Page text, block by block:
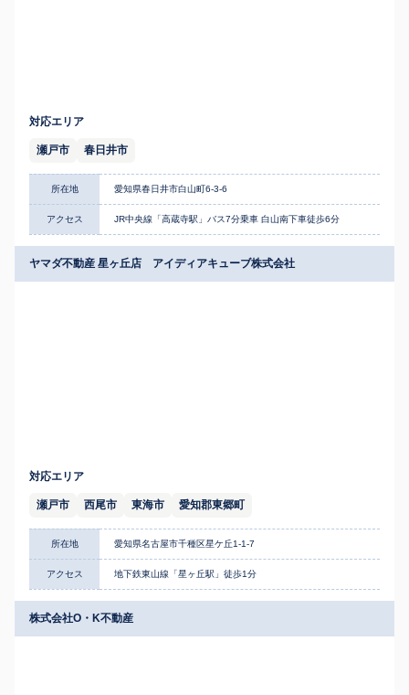
対応エリア
瀬戸市 春日井市
所在地 愛知県春日井市白山町6-3-6
アクセス JR中央線「高蔵寺駅」バス7分乗車 白山南下車徒歩6分
ヤマダ不動産 星ヶ丘店 アイディアキューブ株式会社
対応エリア
瀬戸市 西尾市 東海市 愛知郡東郷町
所在地 愛知県名古屋市千種区星ケ丘1-1-7
アクセス 地下鉄東山線「星ヶ丘駅」徒歩1分
株式会社O・K不動産